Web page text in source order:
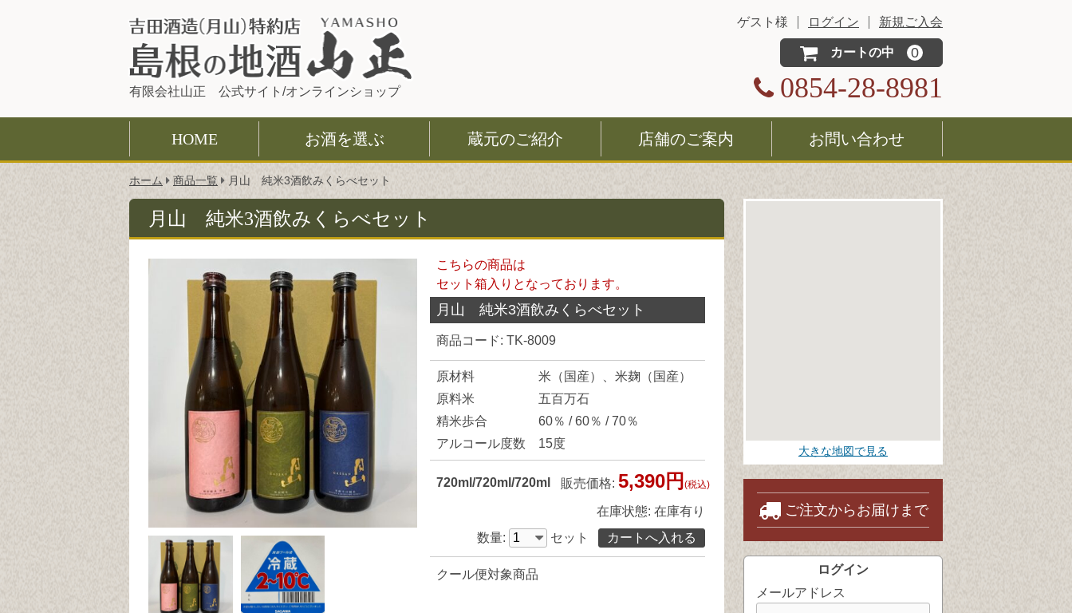
有限会社山正 公式サイト/オンラインショップ
ゲスト様 ログイン 新規ご入会
カートの中 0
0854-28-8981
HOME お酒を選ぶ 蔵元のご紹介 店舗のご案内 お問い合わせ
こ
の
ホーム 商品一覧 月山 純米3酒飲みくらべセット
月山 純米3酒飲みくらべセット
こちらの商品は
セット箱入りとなっております。
月山 純米3酒飲みくらべセット
商品コード: TK-8009
原材料
米（国産）、米麹（国産）
原料米
五百万石
精米歩合
60％ / 60％ / 70％
アルコール度数
15度
720ml/720ml/720ml 販売価格: 5,390円 (税込)
在庫状態: 在庫有り
数量:
セット
クール便対象商品
大きな地図で見る
ご注文からお届けまで
ログイン
メールアドレス